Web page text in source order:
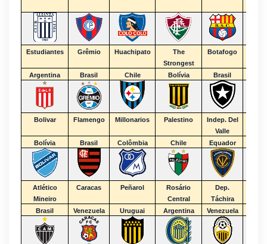
Estudiantes Grêmio Huachipato
The
Strongest
Botafogo
Argentina Brasil Chile Bolívia Brasil
Bolivar Flamengo Millonarios Palestino
Indep. Del
Valle
Bolívia Brasil Colômbia Chile Equador
Atlético
Mineiro
Caracas Peñarol
Rosário
Central
Dep.
Táchira
Brasil Venezuela Uruguai Argentina Venezuela